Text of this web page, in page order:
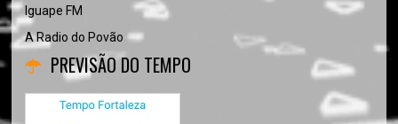
Iguape FM
A Radio do Povão
PREVISÃO DO TEMPO